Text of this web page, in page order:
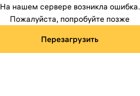
На нашем сервере возникла ошибка.
Пожалуйста, попробуйте позже
Перезагрузить